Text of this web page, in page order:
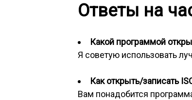
Ответы на
Какой программой
Я советую использовать
Как открыть/записать
Вам понадобится